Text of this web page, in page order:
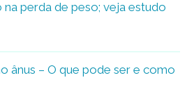
na perda de peso; veja estudo
ânus – O que pode ser e como